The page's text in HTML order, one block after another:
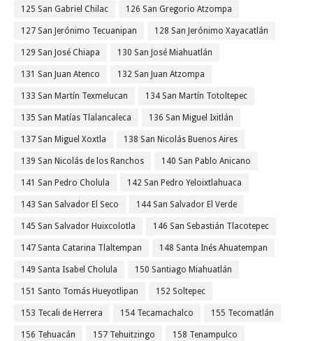
125 San Gabriel Chilac 126 San Gregorio Atzompa
127 San Jerónimo Tecuanipan 128 San Jerónimo Xayacatlán
129 San José Chiapa 130 San José Miahuatlán
131 San Juan Atenco 132 San Juan Atzompa
133 San Martín Texmelucan 134 San Martín Totoltepec
135 San Matías Tlalancaleca 136 San Miguel Ixitlán
137 San Miguel Xoxtla 138 San Nicolás Buenos Aires
139 San Nicolás de los Ranchos 140 San Pablo Anicano
141 San Pedro Cholula 142 San Pedro Yeloixtlahuaca
143 San Salvador El Seco 144 San Salvador El Verde
145 San Salvador Huixcolotla 146 San Sebastián Tlacotepec
147 Santa Catarina Tlaltempan 148 Santa Inés Ahuatempan
149 Santa Isabel Cholula 150 Santiago Miahuatlán
151 Santo Tomás Hueyotlipan 152 Soltepec
153 Tecali de Herrera 154 Tecamachalco 155 Tecomatlán
156 Tehuacán 157 Tehuitzingo 158 Tenampulco